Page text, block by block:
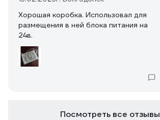
Хорошая коробка. Использовал для
размещения в ней блока питания на
24в.
Посмотреть все отзывы